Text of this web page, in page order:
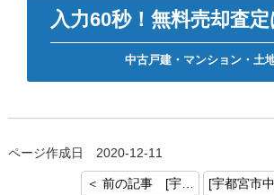
入力60秒！無料売却査
中古戸建・マンション・土
ページ作成日 2020-12-11
＜ 前の記事 [宇都宮市一ノ沢町の土地 売却のご依頼ありがとうございました。]